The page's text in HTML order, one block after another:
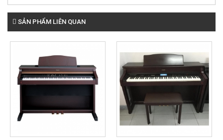
SẢN PHẨM LIÊN QUAN